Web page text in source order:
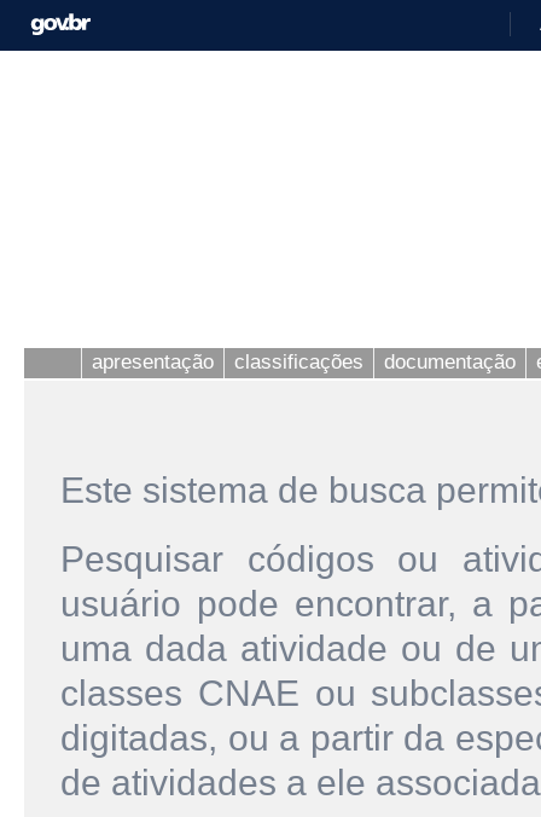
apresentação classificações documentação
Este sistema de busca
Pesquisar códigos ou
usuário pode encontrar, a
uma dada atividade ou de
classes CNAE ou
digitadas, ou a partir da
de atividades a ele